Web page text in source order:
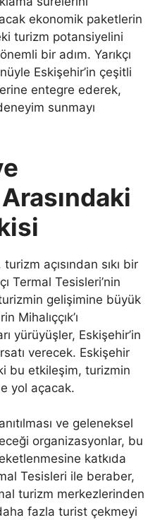
ekonomik paketlerin
turizm potansiyelini
bir adım. Yarıkçı
Eskişehir’in çeşitli
entegre ederek,
sunmayı
açısından sıkı bir
Termal Tesisleri’nin
gelişimine büyük
Mihalıççık’ı
yürüyüşler, Eskişehir’in
verecek. Eskişehir
bu etkileşim, turizmin
yol açacak.
ve geleneksel
organizasyonlar, bu
katkıda
Tesisleri ile beraber,
turizm merkezlerinden
fazla turist çekmeyi